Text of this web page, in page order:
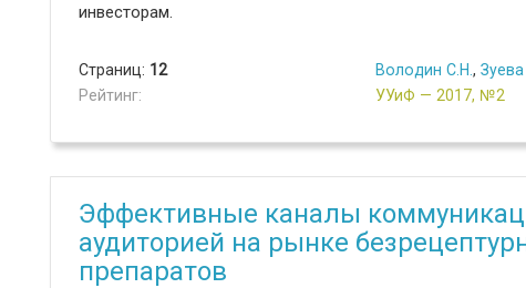
инвесторам.
Страниц: 12
Рейтинг:
Володин С.Н. , Зуева
УУиФ — 2017, №2
Эффективные каналы
аудиторией на рынке
препаратов